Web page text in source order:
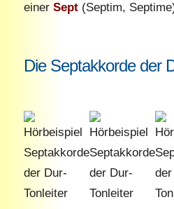
einer Sept(Septim,
Die Septakkorde der